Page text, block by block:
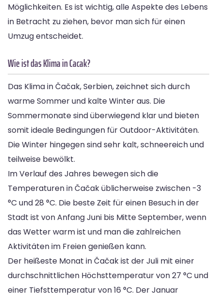
Möglichkeiten. Es ist wichtig, alle Aspekte des Lebens
in Betracht zu ziehen, bevor man sich für einen
Umzug entscheidet.
Wie ist das Klima in Cacak?
Das Klima in Čačak, Serbien, zeichnet sich durch
warme Sommer und kalte Winter aus. Die
Sommermonate sind überwiegend klar und bieten
somit ideale Bedingungen für Outdoor-Aktivitäten.
Die Winter hingegen sind sehr kalt, schneereich und
teilweise bewölkt.
Im Verlauf des Jahres bewegen sich die
Temperaturen in Čačak üblicherweise zwischen -3
°C und 28 °C. Die beste Zeit für einen Besuch in der
Stadt ist von Anfang Juni bis Mitte September, wenn
das Wetter warm ist und man die zahlreichen
Aktivitäten im Freien genießen kann.
Der heißeste Monat in Čačak ist der Juli mit einer
durchschnittlichen Höchsttemperatur von 27 °C und
einer Tiefsttemperatur von 16 °C. Der Januar